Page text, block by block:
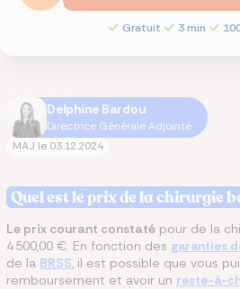
Gratuit 3 min
Delphine Bardou
Directrice Générale Adjointe
MAJ le 03.12.2024
Quel est le prix de la chirurgie
Le prix courant constaté pour de la
4 500,00 €. En fonction des garanties
de la BRSS, il est possible que vous
remboursement et avoir un reste-à-